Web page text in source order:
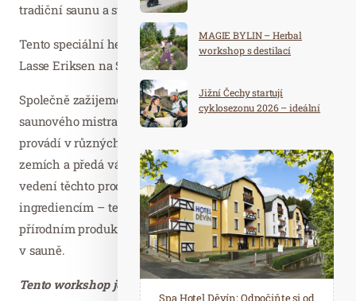
tradiční saunu a své zkušenosti předejte dál.
Tento speciální herbal – rituál poprvé v ČR představil
Lasse Eriksen na Sauna Herbal Cupu.
Společně zažijeme BADSTUE v podání Michala Přeučila,
saunového mistra, který již řadu let tyto dlouhé rituály
provádí v různých saunách v ČR. Cestoval po severských
zemích a předá vám zkušenosti a tipy na přípravu a
vedení těchto procedur. Budeme se věnovat jednotlivým
ingrediencím – tedy metličkám, bylinkám a dalším
přírodním produktům – od sběru k přípravě, až po použití
v sauně.
Tento workshop je určen saunérům, saunovým mistrům
MAGIE BYLIN – Herbal
workshop s destilací
Jižní Čechy startují
cyklosezonu 2026 – ideální
Spa Hotel Děvín: Odpočiňte si od
Saunový ráj Holice: Odpočinek a